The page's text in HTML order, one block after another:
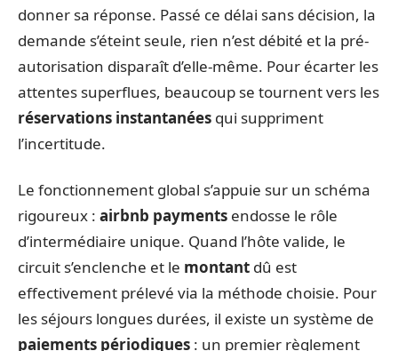
donner sa réponse. Passé ce délai sans décision, la
demande s’éteint seule, rien n’est débité et la pré-
autorisation disparaît d’elle-même. Pour écarter les
attentes superflues, beaucoup se tournent vers les
réservations instantanées qui suppriment
l’incertitude.
Le fonctionnement global s’appuie sur un schéma
rigoureux : airbnb payments endosse le rôle
d’intermédiaire unique. Quand l’hôte valide, le
circuit s’enclenche et le montant dû est
effectivement prélevé via la méthode choisie. Pour
les séjours longues durées, il existe un système de
paiements périodiques : un premier règlement